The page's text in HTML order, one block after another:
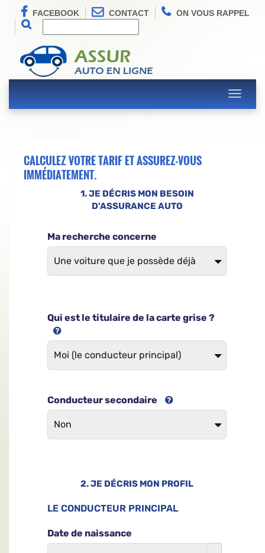
FACEBOOK CONTACT ON VOUS RAPPEL
Toggle
CALCULEZ VOTRE TARIF ET ASSUREZ-VOUS
IMMÉDIATEMENT.